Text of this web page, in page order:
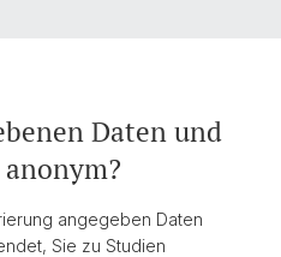
Daten und
angegeben Daten
Sie zu Studien